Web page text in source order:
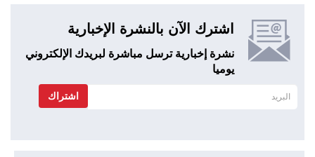
اشترك الآن بالنشرة الإخبارية
نشرة إخبارية ترسل مباشرة لبريدك الإلكتروني
يوميا
اشتراك